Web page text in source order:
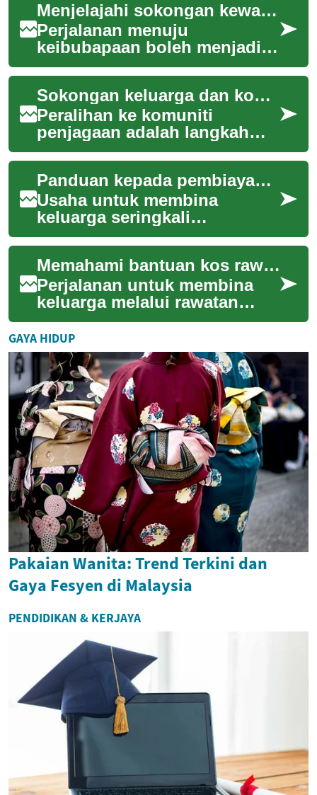
Menjelajahi sokongan kewangan kesuburan
Perjalanan menuju
keibubapaan boleh menjadi
pengalaman yang sangat
bermanfaat, tetapi bagi
sesetengah individu dan pa...
Sokongan keluarga dan komunikasi semasa peralihan ke komuniti penjagaan
Peralihan ke komuniti
penjagaan adalah langkah
besar untuk seseorang dan
keluarganya. Artikel ini
membincangkan peran...
Panduan kepada pembiayaan rawatan reproduktif
Usaha untuk membina
keluarga seringkali
melibatkan perjalanan yang
penuh cabaran, terutamanya
apabila rawatan kesubur...
Memahami bantuan kos rawatan kesuburan
Perjalanan untuk membina
keluarga melalui rawatan
kesuburan seringkali
melibatkan bukan sahaja
cabaran emosi dan fizi...
GAYA HIDUP
Pakaian Wanita: Trend Terkini dan
Gaya Fesyen di Malaysia
PENDIDIKAN & KERJAYA